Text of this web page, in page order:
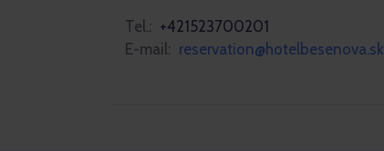
Tel.: +421523700201
E-mail: reservation@hotelbesenova.sk